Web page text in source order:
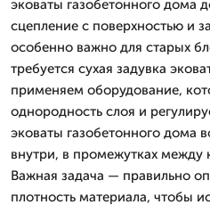
эковаты газобетонного дома
сцепление с поверхностью и
особенно важно для старых
требуется сухая задувка
применяем оборудование,
однородность слоя и
эковаты газобетонного дома
внутри, в промежутках между
Важная задача — правильно
плотность материала, чтобы